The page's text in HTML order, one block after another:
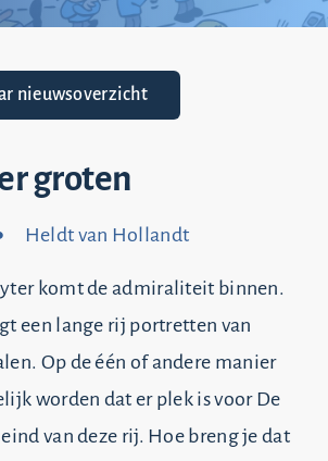
nieuwsoverzicht
groten
Heldt van Hollandt
komt de admiraliteit binnen.
een lange rij portretten van
Op de één of andere manier
worden dat er plek is voor De
van deze rij. Hoe breng je dat